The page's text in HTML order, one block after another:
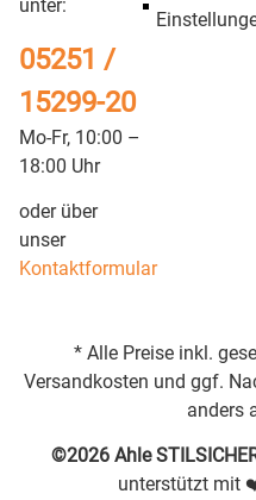
unter:
05251 /
15299-20
Mo-Fr, 10:00 –
18:00 Uhr
oder über
unser
Kontaktformular
* Alle Preise inkl.
Versandkosten und ggf.
anders
©2026 Ahle
unterstützt mit